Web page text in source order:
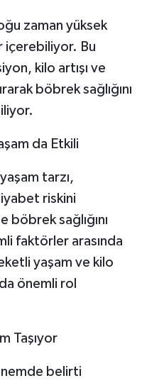
zaman yüksek
içerebiliyor. Bu
kilo artışı ve
böbrek sağlığını
da Etkili
tarzı,
riskini
böbrek sağlığını
faktörler arasında
yaşam ve kilo
önemli rol
Taşıyor
belirti